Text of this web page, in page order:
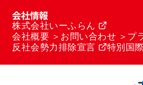
会社情報
株式会社いーふらん
会社概要
お問い合わせ
プ
反社会勢力排除宣言
特別国